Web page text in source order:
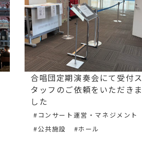
合唱団定期演奏会にて受付ス
タッフのご依頼をいただきま
した
#コンサート運営・マネジメント
#公共施設
#ホール